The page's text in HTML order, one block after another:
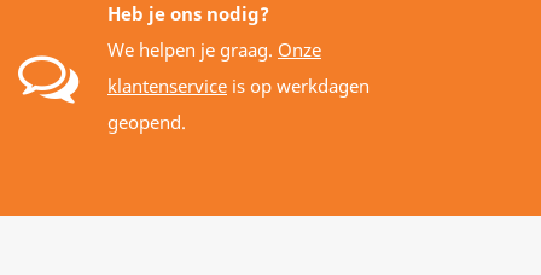
Heb je ons nodig?
We helpen je graag. Onze
klantenservice is op werkdagen
geopend.